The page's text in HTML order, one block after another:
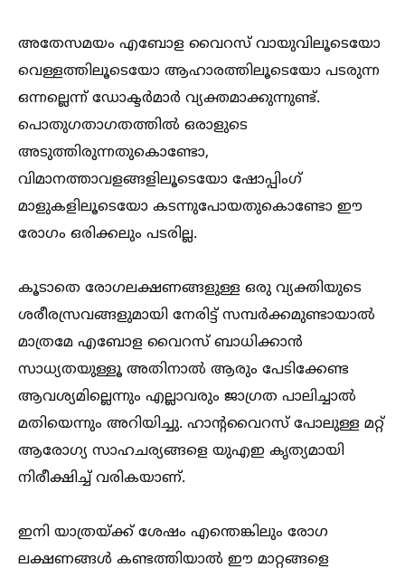
അതേസമയം എബോള വൈറസ് വായുവിലൂടെയോ
വെള്ളത്തിലൂടെയോ ആഹാരത്തിലൂടെയോ പടരുന്ന
ഒന്നല്ലെന്ന് ഡോക്ടർമാർ വ്യക്തമാക്കുന്നുണ്ട്.
പൊതുഗതാഗതത്തില്‍ ഒരാളുടെ
അടുത്തിരുന്നതുകൊണ്ടോ,
വിമാനത്താവളങ്ങളിലൂടെയോ ഷോപ്പിംഗ്
മാളുകളിലൂടെയോ കടന്നുപോയതുകൊണ്ടോ ഈ
രോഗം ഒരിക്കലും പടരില്ല.
കൂടാതെ രോഗലക്ഷണങ്ങളുള്ള ഒരു വ്യക്തിയുടെ
ശരീരസ്രവങ്ങളുമായി നേരിട്ട് സമ്പർക്കമുണ്ടായാല്‍
മാത്രമേ എബോള വൈറസ് ബാധിക്കാൻ
സാധ്യതയുള്ളൂ അതിനാല്‍ ആരും പേടിക്കേണ്ട
ആവശ്യമില്ലെന്നും എല്ലാവരും ജാഗ്രത പാലിച്ചാല്‍
മതിയെന്നും അറിയിച്ചു. ഹാന്റവൈറസ് പോലുള്ള മറ്റ്
ആരോഗ്യ സാഹചര്യങ്ങളെ യുഎഇ കൃത്യമായി
നിരീക്ഷിച്ച്‌ വരികയാണ്.
ഇനി യാത്രയ്ക്ക് ശേഷം എന്തെങ്കിലും രോഗ
ലക്ഷണങ്ങള്‍ കണ്ടത്തിയാല്‍ ഈ മാറ്റങ്ങളെ